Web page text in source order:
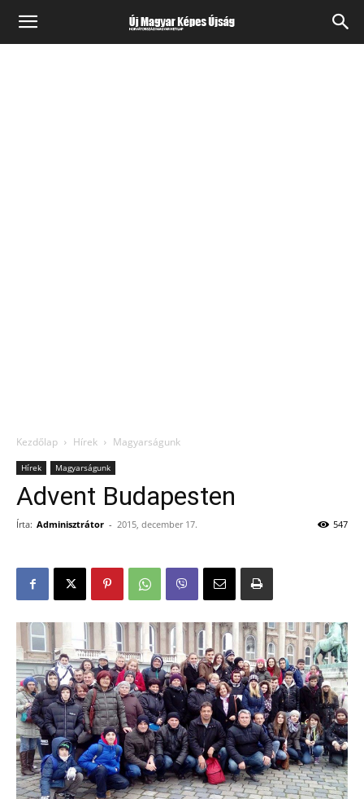
Kezdőlap Hírek Magyarságunk
Hírek Magyarságunk
Advent Budapesten
Írta: Adminisztrátor - 2015, december 17. 547